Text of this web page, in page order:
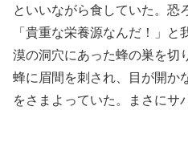
といいながら食していた。恐
「貴重な栄養源なんだ！」
漠の洞穴にあった蜂の巣を切
蜂に眉間を刺され、目が開か
をさまよっていた。まさにサ